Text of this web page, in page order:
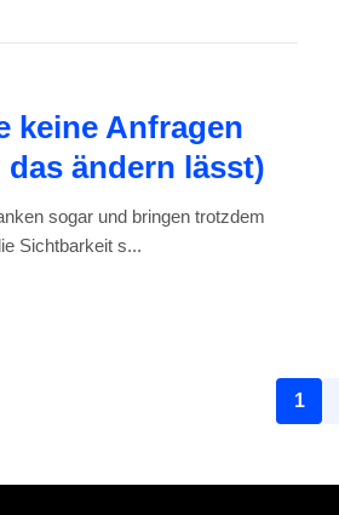
keine Anfragen
ändern lässt)
sogar und bringen trotzdem
Sichtbarkeit s...
1